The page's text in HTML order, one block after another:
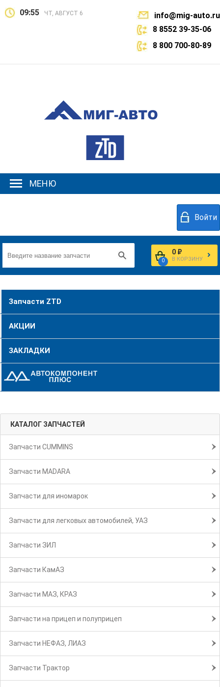
09:55 ЧТ, АВГУСТ 6
info@mig-auto.ru
8 8552 39-35-06
8 800 700-80-89
МЕНЮ
Войти
0
0 ₽
В КОРЗИНУ
Запчасти ZTD
АКЦИИ
ЗАКЛАДКИ
КАТАЛОГ ЗАПЧАСТЕЙ
Запчасти CUMMINS
Запчасти MADARA
Запчасти для иномарок
Запчасти для легковых автомобилей, УАЗ
Запчасти ЗИЛ
Запчасти КамАЗ
Запчасти МАЗ, КРАЗ
Запчасти на прицеп и полуприцеп
Запчасти НЕФАЗ, ЛИАЗ
Запчасти Трактор